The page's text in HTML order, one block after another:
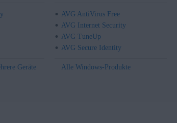
Geräte
AVG AntiVirus Free
AVG Internet Security
AVG TuneUp
AVG Secure Identity
Alle Windows-Produkte